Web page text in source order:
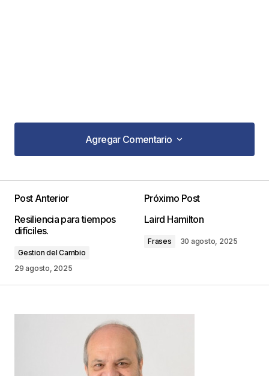
Agregar Comentario
Agregar Comentario
publicada. Los campos obligatorios están
marcados con
Comentario
*
Post Anterior
Resiliencia para tiempos
difíciles.
Gestion del Cambio
29 agosto, 2025
Próximo Post
Laird Hamilton
Frases 30 agosto, 2025